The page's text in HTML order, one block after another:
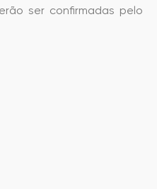
ser confirmadas pelo